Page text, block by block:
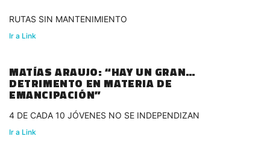
RUTAS SIN MANTENIMIENTO
Ir a Link
MATÍAS ARAUJO: “HAY UN GRAN
DETRIMENTO EN MATERIA DE
EMANCIPACIÓN”
4 DE CADA 10 JÓVENES NO SE INDEPENDIZAN
Ir a Link